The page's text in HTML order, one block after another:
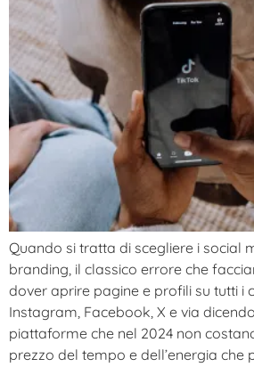
Quando si tratta di scegliere i social
branding, il classico errore che
dover aprire pagine e profili su tutti i
Instagram, Facebook, X e via
piattaforme che nel 2024 non
prezzo del tempo e dell’energia che